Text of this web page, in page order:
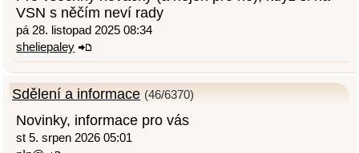
VSN s něčím neví rady
pá 28. listopad 2025 08:34
sheliepaley
Sdělení a informace (46/6370)
Novinky, informace pro vás
st 5. srpen 2026 05:01